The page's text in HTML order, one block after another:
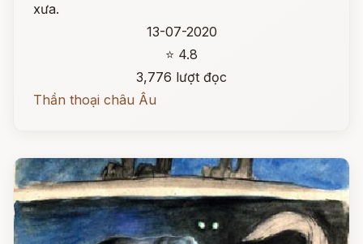
xưa.
13-07-2020
⭐ 4.8
3,776 lượt đọc
Thần thoại châu Âu